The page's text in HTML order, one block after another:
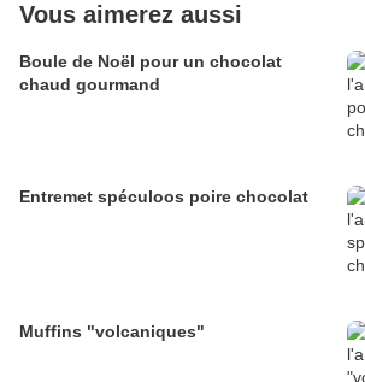
Vous aimerez aussi
Boule de Noël pour un chocolat
chaud gourmand
Entremet spéculoos poire chocolat
Muffins "volcaniques"